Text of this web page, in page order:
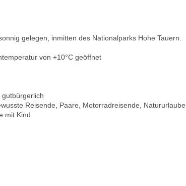
gelegen, inmitten des Nationalparks Hohe Tauern.
von +10°C geöffnet
Reisende, Paare, Motorradreisende,
mit Kind